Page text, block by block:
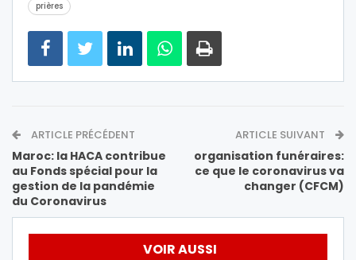
prières
ARTICLE PRÉCÉDENT
Maroc: la HACA contribue
au Fonds spécial pour la
gestion de la pandémie
du Coronavirus
ARTICLE SUIVANT
organisation funéraires:
ce que le coronavirus va
changer (CFCM)
VOIR AUSSI